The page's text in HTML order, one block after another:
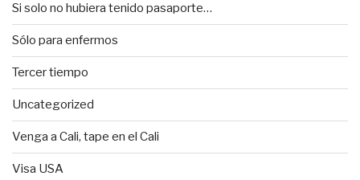
Si solo no hubiera tenido pasaporte…
Sólo para enfermos
Tercer tiempo
Uncategorized
Venga a Cali, tape en el Cali
Visa USA